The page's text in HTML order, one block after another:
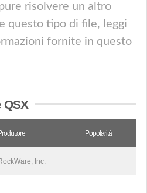
risolvere un altro
questo tipo di file, leggi
fornite in questo
Popolarità
Inc.